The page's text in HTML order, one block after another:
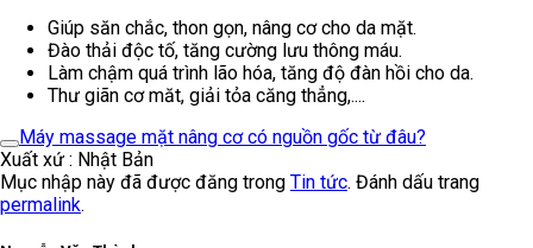
Giúp săn chắc, thon gọn, nâng cơ cho da mặt.
Đào thải độc tố, tăng cường lưu thông máu.
Làm chậm quá trình lão hóa, tăng độ đàn hồi cho da.
Thư giãn cơ măt, giải tỏa căng thẳng,....
Máy massage mặt nâng cơ có nguồn gốc từ đâu?
Xuất xứ : Nhật Bản
Mục nhập này đã được đăng trong Tin tức. Đánh dấu trang
permalink.